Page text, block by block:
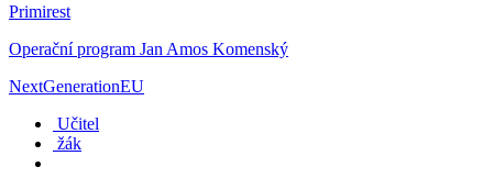
Primirest
Operační program Jan Amos Komenský
NextGenerationEU
Učitel
žák